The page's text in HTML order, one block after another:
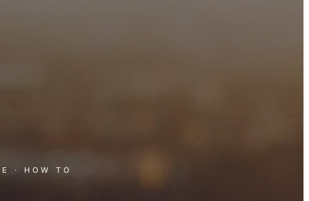
· HOW TO